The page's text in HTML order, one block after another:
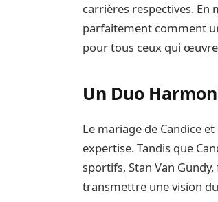
carrières respectives.
parfaitement comment
pour tous ceux qui
Un Duo
Le mariage de Candice
expertise. Tandis que
sportifs, Stan Van
transmettre une vision